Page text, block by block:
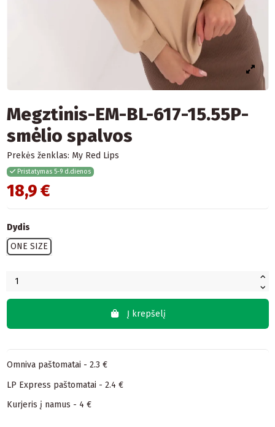
Megztinis-EM-BL-617-15.55P-
smėlio spalvos
Prekės ženklas: My Red Lips
Pristatymas 5-9 d.dienos
18,9 €
Dydis
ONE SIZE
Į krepšelį
Omniva paštomatai - 2.3 €
LP Express paštomatai - 2.4 €
Kurjeris į namus - 4 €